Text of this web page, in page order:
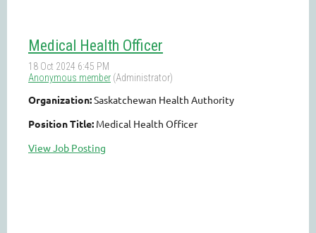
Medical Health Officer
Organization:Saskatchewan Health Authority
Position Title: Medical Health Officer
View Job Posting